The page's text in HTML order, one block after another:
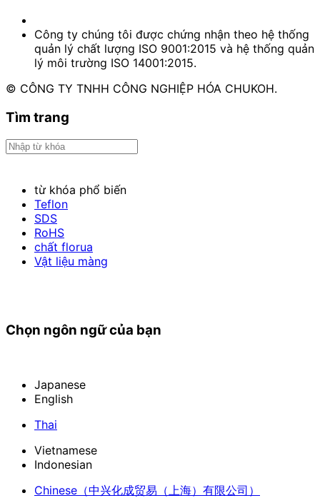
Công ty chúng tôi được chứng nhận theo hệ thống
quản lý chất lượng ISO 9001:2015 và hệ thống quản
lý môi trường ISO 14001:2015.
© CÔNG TY TNHH CÔNG NGHIỆP HÓA CHUKOH.
Tìm trang
từ khóa phổ biến
Teflon
SDS
RoHS
chất florua
Vật liệu màng
Chọn ngôn ngữ của bạn
Japanese
English
Thai
Vietnamese
Indonesian
Chinese （中兴化成贸易（上海）有限公司）